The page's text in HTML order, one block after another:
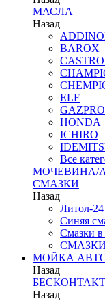
МАСЛА
Назад
BAROX
ELF
HONDA
ICHIRO
Все
МОЧЕВИНА/
СМАЗКИ
Назад
Литол-
Синяя
Смазки в
МОЙКА
Назад
Назад